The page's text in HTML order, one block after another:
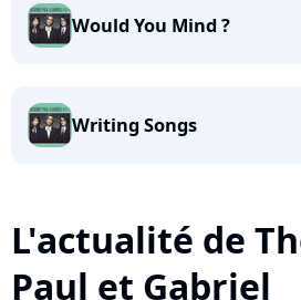
Would You Mind ?
Writing Songs
L'actualité de
Paul et Gabriel